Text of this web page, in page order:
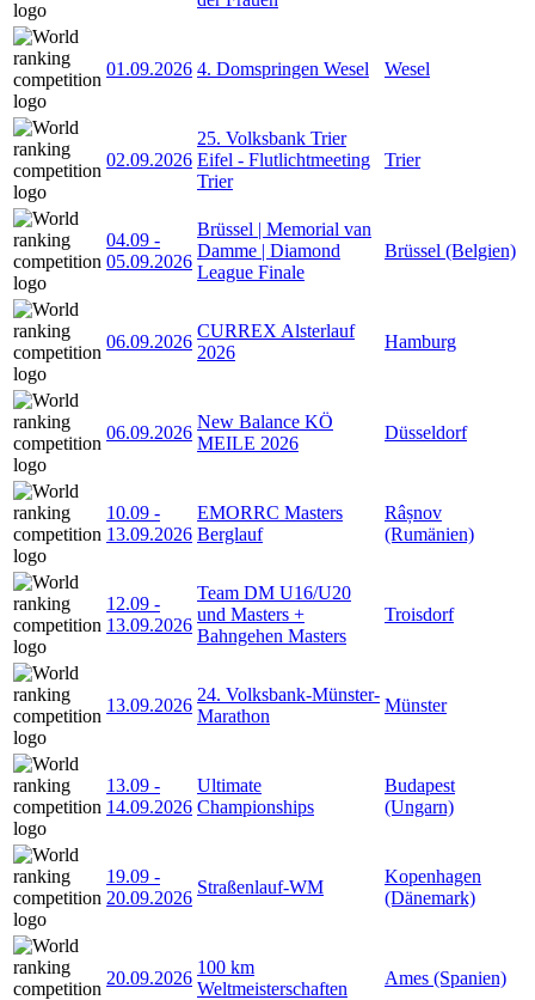
01.09.2026 4. Domspringen Wesel Wesel
02.09.2026
25. Volksbank Trier
Eifel - Flutlichtmeeting
Trier
Trier
04.09 -
05.09.2026
Brüssel | Memorial van
Damme | Diamond
League Finale
Brüssel (Belgien)
06.09.2026
CURREX Alsterlauf
2026
Hamburg
06.09.2026
New Balance KÖ
MEILE 2026
Düsseldorf
10.09 -
13.09.2026
EMORRC Masters
Berglauf
Râșnov
(Rumänien)
12.09 -
13.09.2026
Team DM U16/U20
und Masters +
Bahngehen Masters
Troisdorf
13.09.2026
24. Volksbank-Münster-
Marathon
Münster
13.09 -
14.09.2026
Ultimate
Championships
Budapest
(Ungarn)
19.09 -
20.09.2026
Straßenlauf-WM
Kopenhagen
(Dänemark)
20.09.2026
100 km
Weltmeisterschaften
Ames (Spanien)